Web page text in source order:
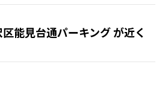
能見台通パーキング が近く